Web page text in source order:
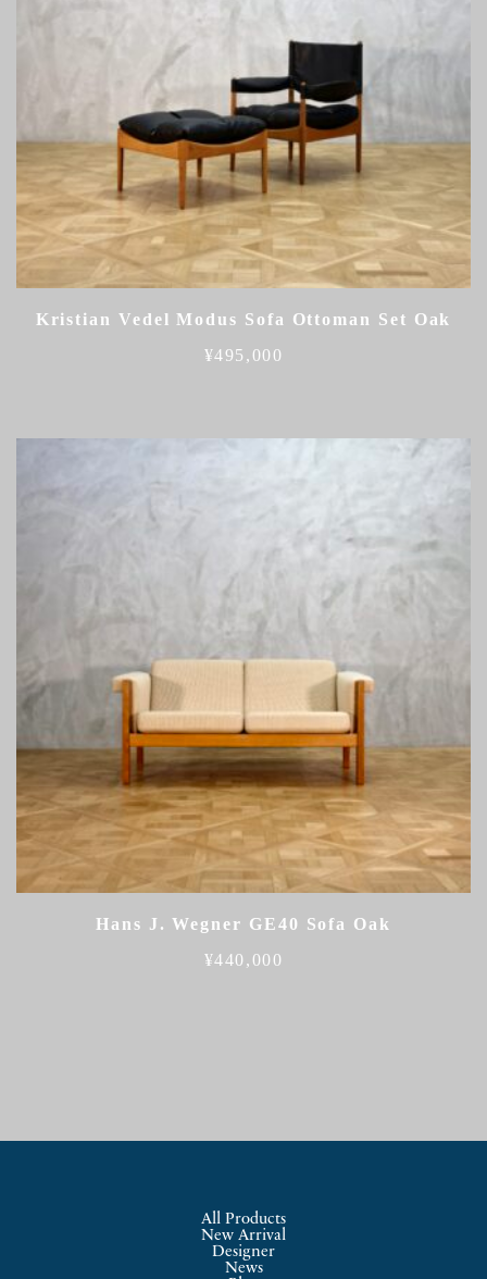
Kristian Vedel Modus Sofa Ottoman Set Oak
¥495,000
Hans J. Wegner GE40 Sofa Oak
¥440,000
All Products
New Arrival
Designer
News